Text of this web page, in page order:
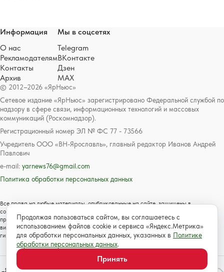
© 2012–2026 «ЯрНьюс»
Сетевое издание «ЯрНьюс» зарегистрировано Федеральной службой по
надзору в сфере связи, информационных технологий и массовых
коммуникаций (Роскомнадзор).
Регистрационный номер ЭЛ № ФС 77 - 73566
Учредитель ООО «ВН-Ярославль», главный редактор Иванов Андрей
Павлович
e-mail: yarnews76@gmail.com
Политика обработки персональных данных
Все права на любые материалы, опубликованные на сайте, защищены в
соответствии с российским и международным законодательством об авторском
праве и смежных правах. Любое использование текстовых, фото, аудио и
видеоматериалов возможно только с согласия правообладателя с обязательной
гиперссылкой на сайт https://www.yarnews.net; Для детей старше 16 лет.
Информация
О нас
Рекламодателям
Контакты
Архив
Мы в соцсетях
Telegram
ВКонтакте
Дзен
MAX
Продолжая пользоваться сайтом, вы соглашаетесь с
использованием файлов cookie и сервиса «Яндекс.Метрика»
для обработки персональных данных, указанных в Политике
обработки персональных данных.
Принять